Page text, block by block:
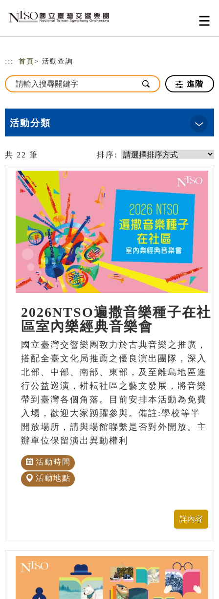
::: 首頁 > 活動查詢
進階
活動分類
共 22 筆 排序:
2026NTSO遍撒音樂種子在社
區室內樂經典音樂會
國立臺灣交響樂團致力於古典音樂之推廣，
搭配全臺文化局推薦之優良演出團隊，深入
北部、中部、南部、東部，及至離島地區進
行公益巡演，耕耘社區之藝文發展，將音樂
帶到臺灣各個角落。目前安排本活動為免費
入場，歡迎大家踴躍參與。備註:學校等半
開放場所，請與場館聯繫是否對外開放。主
辦單位保留演出異動權利
活動時間
活動地點